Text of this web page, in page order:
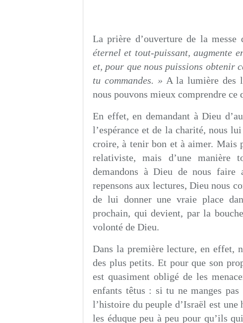
La prière d’ouverture de la
éternel et tout-puissant, augmente
et, pour que nous puissions obtenir
tu commandes. » A la lumière des
nous pouvons mieux comprendre ce
En effet, en demandant à Dieu
l’espérance et de la charité, nous
croire, à tenir bon et à aimer. Mais
relativiste, mais d’une manière
demandons à Dieu de nous faire
repensons aux lectures, Dieu nous
de lui donner une vraie place
prochain, qui devient, par la
volonté de Dieu.
Dans la première lecture, en effet,
des plus petits. Et pour que son
est quasiment obligé de les
enfants têtus : si tu ne manges
l’histoire du peuple d’Israël est
les éduque peu à peu pour qu’ils